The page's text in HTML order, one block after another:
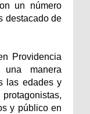
un número
destacado de
Providencia
manera
las edades y
y público en